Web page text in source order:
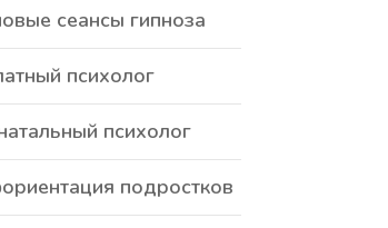
сеансы гипноза
психолог
психолог
подростков